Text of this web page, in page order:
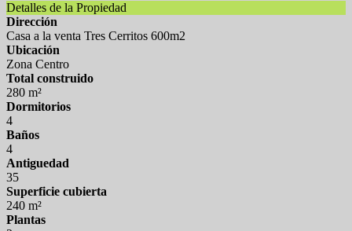
Detalles de la Propiedad
Dirección
Casa a la venta Tres Cerritos 600m2
Ubicación
Zona Centro
Total construido
280 m²
Dormitorios
4
Baños
4
Antiguedad
35
Superficie cubierta
240 m²
Plantas